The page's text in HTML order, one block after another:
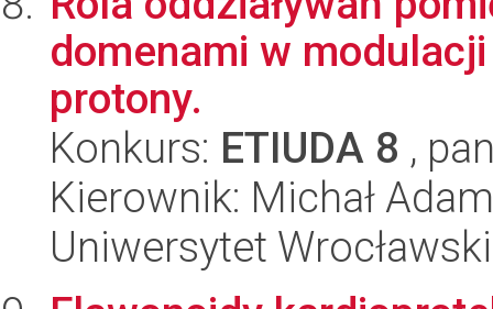
domenami w
protony.
Konkurs: ETIUDA 8 ,
Kierownik: Michał
Uniwersytet